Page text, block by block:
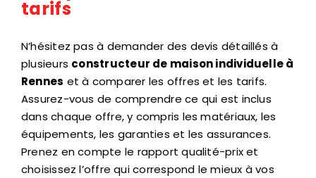
tarifs
N’hésitez pas à demander des devis détaillés à
plusieurs constructeur de maison individuelle à
Rennes et à comparer les offres et les tarifs.
Assurez-vous de comprendre ce qui est inclus
dans chaque offre, y compris les matériaux, les
équipements, les garanties et les assurances.
Prenez en compte le rapport qualité-prix et
choisissez l’offre qui correspond le mieux à vos